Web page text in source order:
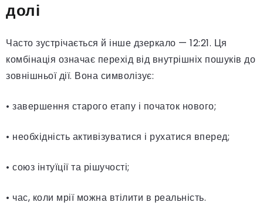
долі
Часто зустрічається й інше дзеркало — 12:21. Ця
комбінація означає перехід від внутрішніх пошуків до
зовнішньої дії. Вона символізує:
• завершення старого етапу і початок нового;
• необхідність активізуватися і рухатися вперед;
• союз інтуїції та рішучості;
• час, коли мрії можна втілити в реальність.